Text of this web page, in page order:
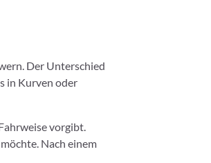
Der Unterschied
in Kurven oder
vorgibt.
Nach einem